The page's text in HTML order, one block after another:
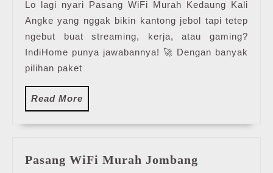
Angke
Lo lagi nyari Pasang WiFi Murah Kedaung Kali
Angke yang nggak bikin kantong jebol tapi tetep
ngebut buat streaming, kerja, atau gaming?
IndiHome punya jawabannya! 🚀 Dengan banyak
pilihan paket
Read More
More
Pasang WiFi Murah Jombang